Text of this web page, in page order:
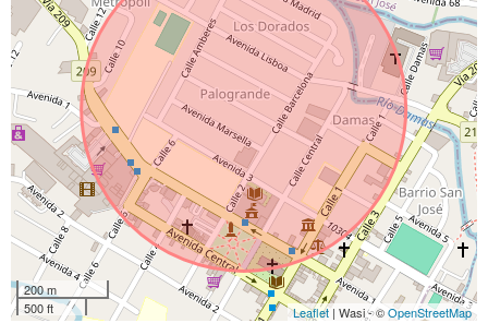
200 m
500 ft
Leaflet | Wasi - ©OpenStreetMap